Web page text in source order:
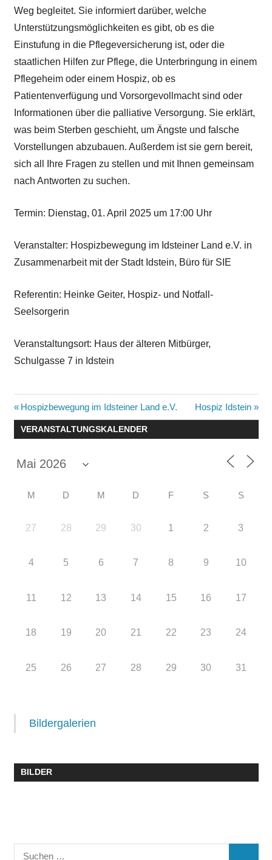
Weg begleitet. Sie informiert darüber, welche
Unterstützungsmöglichkeiten es gibt, ob es die
Einstufung in die Pflegeversicherung ist, oder die
staatlichen Hilfen zur Pflege, die Unterbringung in einem
Pflegeheim oder einem Hospiz, ob es
Patientenverfügung und Vorsorgevollmacht sind oder
Informationen über die palliative Versorgung. Sie erklärt,
was beim Sterben geschieht, um Ängste und falsche
Vorstellungen abzubauen. Außerdem ist sie gern bereit,
sich all Ihre Fragen zu stellen und mit Ihnen gemeinsam
nach Antworten zu suchen.
Termin: Dienstag, 01. April 2025 um 17:00 Uhr
Veranstalter: Hospizbewegung im Idsteiner Land e.V. in
Zusammenarbeit mit der Stadt Idstein, Büro für SIE
Referentin: Heinke Geiter, Hospiz- und Notfall-
Seelsorgerin
Veranstaltungsort: Haus der älteren Mitbürger,
Schulgasse 7 in Idstein
Beitragsnavigation
Vorheriger
Beitrag:
Hospizbewegung im Idsteiner Land e.V.
Nächster
Beitrag:
Hospiz Idstein
VERANSTALTUNGSKALENDER
M D M D F S S
27 28 29 30 1 2 3
4 5 6 7 8 9 10
11 12 13 14 15 16 17
18 19 20 21 22 23 24
25 26 27 28 29 30 31
Bildergalerien
BILDER
Suchen